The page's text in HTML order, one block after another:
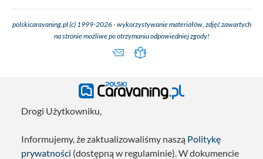
polskicaravaning.pl (c) 1999-2026 - wykorzystywanie materiałów, zdjęć zawartych
na stronie możliwe po otrzymaniu odpowiedniej zgody!
Drogi Użytkowniku,
Informujemy, że zaktualizowaliśmy naszą Politykę
prywatności (dostępną w regulaminie). W dokumencie